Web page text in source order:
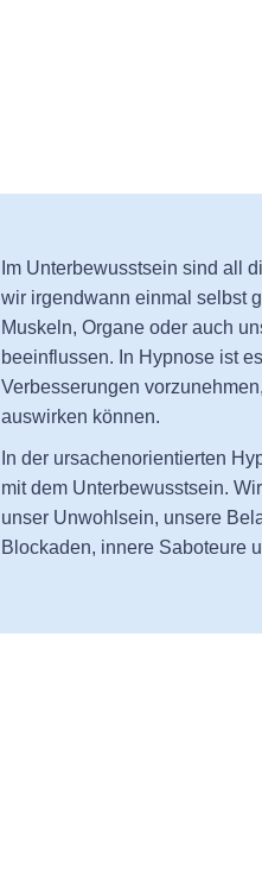
Im Unterbewusstsein sind all
wir irgendwann einmal selbst
Muskeln, Organe oder auch
beeinflussen. In Hypnose ist
Verbesserungen
auswirken können.
In der ursachenorientierten
mit dem Unterbewusstsein.
unser Unwohlsein, unsere
Blockaden, innere Saboteure